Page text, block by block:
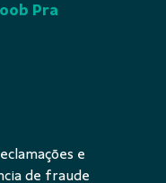
Pra
e
de fraude